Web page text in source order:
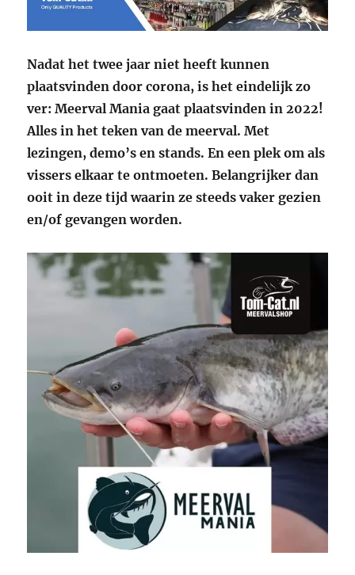
Nadat het twee jaar niet heeft kunnen
plaatsvinden door corona, is het eindelijk zo
ver: Meerval Mania gaat plaatsvinden in 2022!
Alles in het teken van de meerval. Met
lezingen, demo’s en stands. En een plek om als
vissers elkaar te ontmoeten. Belangrijker dan
ooit in deze tijd waarin ze steeds vaker gezien
en/of gevangen worden.